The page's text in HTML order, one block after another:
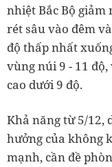
nhiệt Bắc Bộ
rét sâu vào đêm
độ thấp nhất
vùng núi 9 - 11
cao dưới 9 độ.
Khả năng từ 5/12,
hưởng của không
mạnh, cần đề